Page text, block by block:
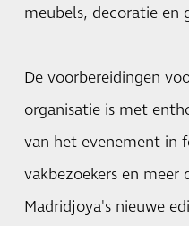
meubels, decoratie en
De voorbereidingen
organisatie is met
van het evenement in
vakbezoekers en meer
Madridjoya's nieuwe